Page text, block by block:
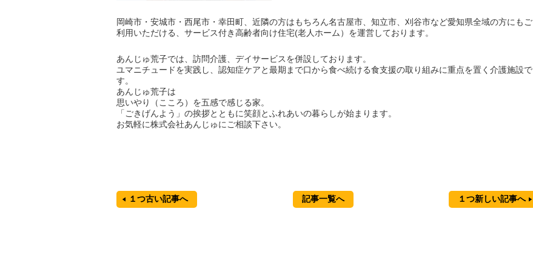
岡崎市・安城市・西尾市・幸田町、近隣の方はもちろん名古屋市、知立市、刈谷市など愛知県全域の方にもご
利用いただける、サービス付き高齢者向け住宅(老人ホーム）を運営しております。
あんじゅ荒子では、訪問介護、デイサービスを併設しております。
ユマニチュードを実践し、認知症ケアと最期まで口から食べ続ける食支援の取り組みに重点を置く介護施設で
す。
あんじゅ荒子は
思いやり（こころ）を五感で感じる家。
「ごきげんよう」の挨拶とともに笑顔とふれあいの暮らしが始まります。
お気軽に株式会社あんじゅにご相談下さい。
１つ古い記事へ 記事一覧へ １つ新しい記事へ